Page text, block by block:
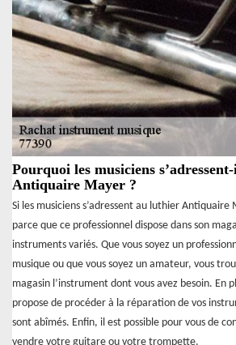
Pourquoi les musiciens
Antiquaire Mayer ?
Si les musiciens s’adressent au luthier Antiquaire
parce que ce professionnel dispose dans son
instruments variés. Que vous soyez un
musique ou que vous soyez un amateur, vous
magasin l’instrument dont vous avez besoin. En
propose de procéder à la réparation de vos
sont abîmés. Enfin, il est possible pour vous de
vendre votre guitare ou votre trompette.